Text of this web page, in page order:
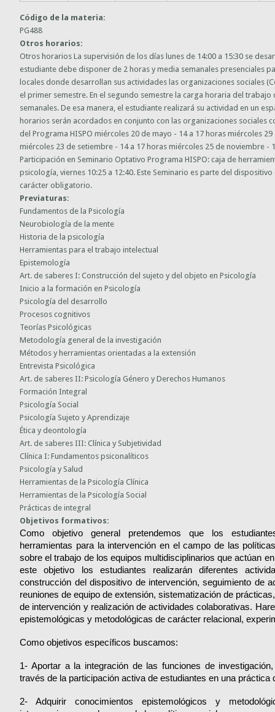
Código de la materia:
PG488
Otros horarios:
Otros horarios La supervisión de los días lunes de 14:00 a 15:30 se
estudiante debe disponer de 2 horas y media semanales presenciales
locales donde desarrollan sus actividades las organizaciones sociales
el primer semestre. En el segundo semestre la carga horaria del trabajo
semanales. De esa manera, el estudiante realizará su actividad en un
horarios serán acordados en conjunto con las organizaciones sociales
del Programa HISPO miércoles 20 de mayo - 14 a 17 horas miércoles
miércoles 23 de setiembre - 14 a 17 horas miércoles 25 de noviembre -
Participación en Seminario Optativo Programa HISPO: caja de
psicología, viernes 10:25 a 12:40. Este Seminario es parte del
carácter obligatorio.
Previaturas:
Fundamentos de la Psicología
Neurobiología de la mente
Historia de la psicología
Herramientas para el trabajo intelectual
Epistemología
Art. de saberes I: Construcción del sujeto y del objeto en Psicología
Inicio a la formación en Psicología
Psicología del desarrollo
Procesos cognitivos
Teorías Psicológicas
Metodología general de la investigación
Métodos y herramientas orientadas a la extensión
Entrevista Psicológica
Art. de saberes II: Psicología Género y Derechos Humanos
Formación Integral
Psicología Social
Psicología Sujeto y Aprendizaje
Ética y deontología
Art. de saberes III: Clínica y Subjetividad
Clínica I: Fundamentos psiconalíticos
Psicología y Salud
Herramientas de la Psicología Clínica
Herramientas de la Psicología Social
Prácticas de integral
Objetivos formativos:
Como objetivo general pretendemos que los
herramientas para la intervención en el campo de las
sobre el trabajo de los equipos multidisciplinarios que actúan
este objetivo los estudiantes realizarán diferentes
construcción del dispositivo de intervención, seguimiento de
reuniones de equipo de extensión, sistematización de
de intervención y realización de actividades colaborativas.
epistemológicas y metodológicas de carácter relacional,
Como objetivos específicos buscamos:
1- Aportar a la integración de las funciones de
través de la participación activa de estudiantes en una práctica
2- Adquirir conocimientos epistemológicos y